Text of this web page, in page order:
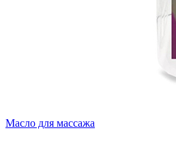
Масло для массажа